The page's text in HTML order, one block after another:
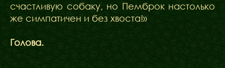
счастливую собаку, но Пемброк настолько
же симпатичен и без хвоста!»
Голова.